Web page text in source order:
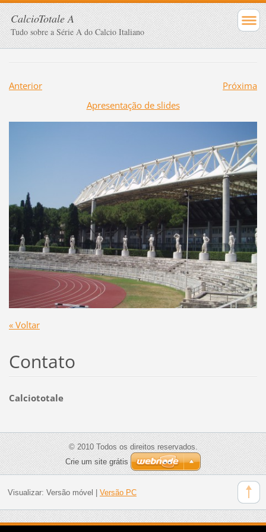
CalcioTotale A
Tudo sobre a Série A do Calcio Italiano
Anterior
Próxima
Apresentação de slides
« Voltar
Contato
Calciototale
© 2010 Todos os direitos reservados.
Crie um site grátis
Visualizar: Versão móvel Versão PC